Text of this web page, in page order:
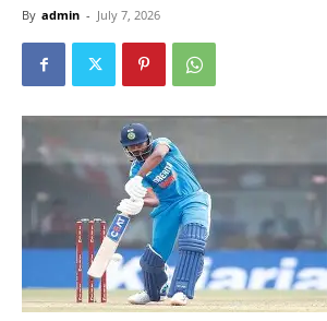
By admin - July 7, 2026